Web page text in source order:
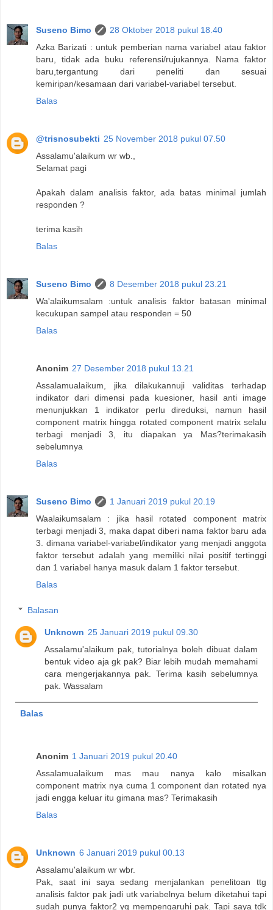
Suseno Bimo
28 Oktober 2018 pukul 18.40
Azka Barizati : untuk pemberian nama variabel atau faktor
baru, tidak ada buku referensi/rujukannya. Nama faktor
baru,tergantung dari peneliti dan sesuai
kemiripan/kesamaan dari variabel-variabel tersebut.
Balas
@trisnosubekti 25 November 2018 pukul 07.50
Assalamu'alaikum wr wb.,
Selamat pagi
Apakah dalam analisis faktor, ada batas minimal jumlah
responden ?
terima kasih
Balas
Suseno Bimo
8 Desember 2018 pukul 23.21
Wa'alaikumsalam :untuk analisis faktor batasan minimal
kecukupan sampel atau responden = 50
Balas
Anonim 27 Desember 2018 pukul 13.21
Assalamualaikum, jika dilakukannuji validitas terhadap
indikator dari dimensi pada kuesioner, hasil anti image
menunjukkan 1 indikator perlu direduksi, namun hasil
component matrix hingga rotated component matrix selalu
terbagi menjadi 3, itu diapakan ya Mas?terimakasih
sebelumnya
Balas
Suseno Bimo
1 Januari 2019 pukul 20.19
Waalaikumsalam : jika hasil rotated component matrix
terbagi menjadi 3, maka dapat diberi nama faktor baru ada
3. dimana variabel-variabel/indikator yang menjadi anggota
faktor tersebut adalah yang memiliki nilai positif tertinggi
dan 1 variabel hanya masuk dalam 1 faktor tersebut.
Balas
Balasan
Unknown 25 Januari 2019 pukul 09.30
Assalamu'alaikum pak, tutorialnya boleh dibuat dalam
bentuk video aja gk pak? Biar lebih mudah memahami
cara mengerjakannya pak. Terima kasih sebelumnya
pak. Wassalam
Balas
Anonim 1 Januari 2019 pukul 20.40
Assalamualaikum mas mau nanya kalo misalkan
component matrix nya cuma 1 component dan rotated nya
jadi engga keluar itu gimana mas? Terimakasih
Balas
Unknown 6 Januari 2019 pukul 00.13
Assalamu'alaikum wr wbr.
Pak, saat ini saya sedang menjalankan penelitoan ttg
analisis faktor pak jadi utk variabelnya belum diketahui tapi
sudah punya faktor2 yg mempengaruhi pak. Tapi saya tdk